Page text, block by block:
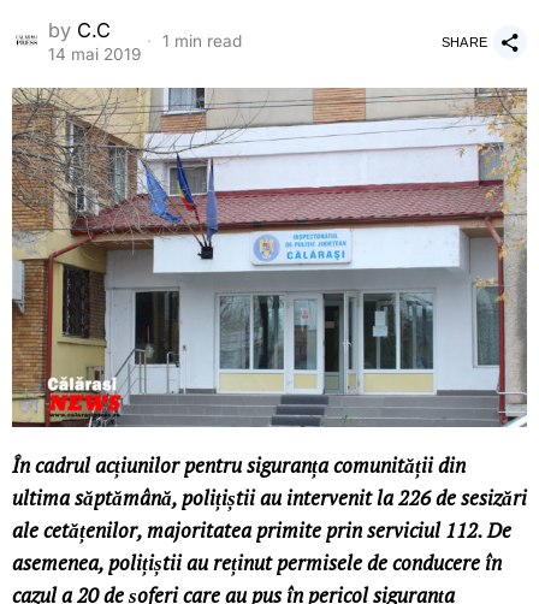
by C.C
14 mai 2019
1 min read SHARE
În cadrul acțiunilor pentru siguranța comunității din
ultima săptămână, polițiștii au intervenit la 226 de sesizări
ale cetățenilor, majoritatea primite prin serviciul 112. De
asemenea, polițiștii au reținut permisele de conducere în
cazul a 20 de șoferi care au pus în pericol siguranța